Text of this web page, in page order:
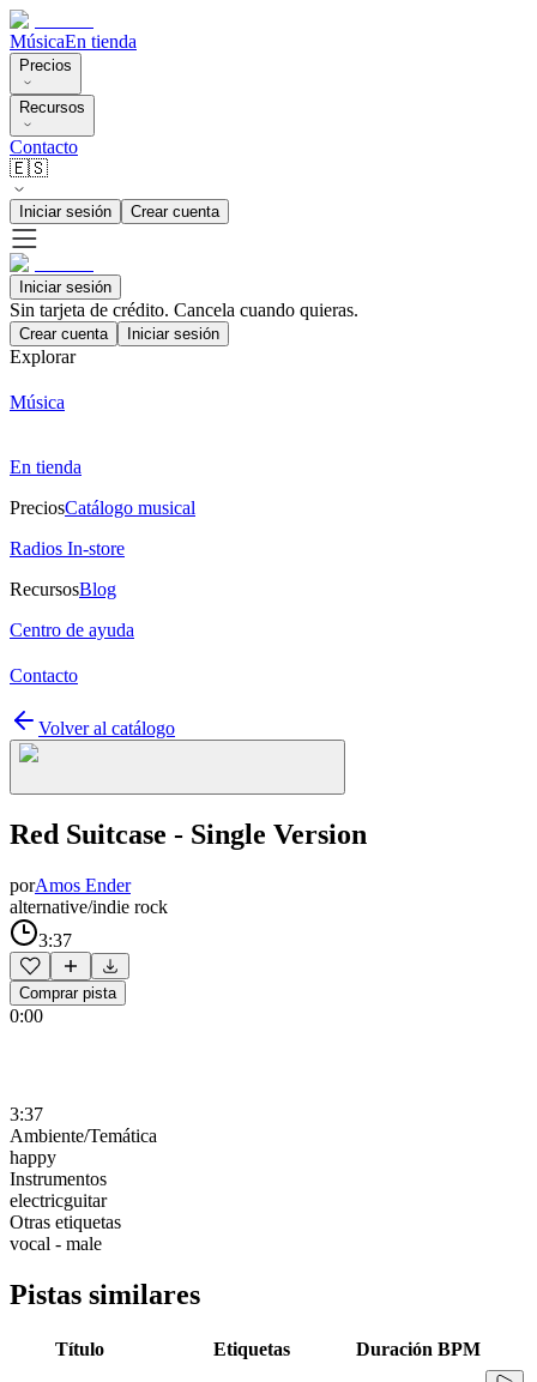
MúsicaEn tienda
Precios
Recursos
Contacto
🇪🇸
Iniciar sesión Crear cuenta
Iniciar sesión
Sin tarjeta de crédito. Cancela cuando quieras.
Crear cuenta Iniciar sesión
Explorar
Música
En tienda
PreciosCatálogo musical
Radios In-store
RecursosBlog
Centro de ayuda
Contacto
Volver al catálogo
Red Suitcase - Single Version
porAmos Ender
alternative/indie rock
3:37
Comprar pista
0:00
3:37
Ambiente/Temática
happy
Instrumentos
electricguitar
Otras etiquetas
vocal - male
Pistas similares
Título Etiquetas Duración BPM